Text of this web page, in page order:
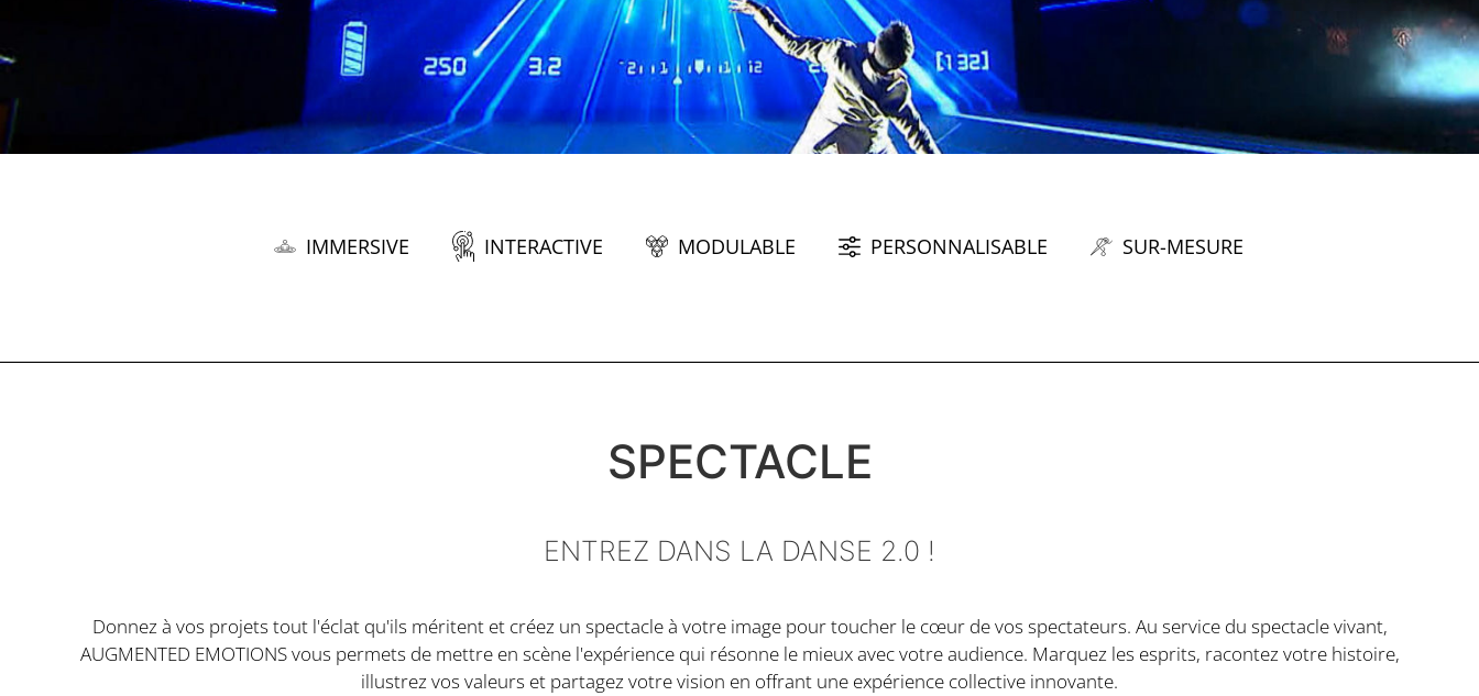
IMMERSIVE INTERACTIVE MODULABLE PERSONNALISABLE SUR-MESURE
SPECTACLE
ENTREZ DANS LA DANSE 2.0 !
Donnez à vos projets tout l'éclat qu'ils méritent et créez un spectacle à votre image pour toucher le cœur de vos spectateurs. Au service du spectacle vivant,
AUGMENTED EMOTIONS vous permets de mettre en scène l'expérience qui résonne le mieux avec votre audience. Marquez les esprits, racontez votre histoire,
illustrez vos valeurs et partagez votre vision en offrant une expérience collective innovante.